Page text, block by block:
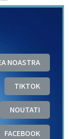
NOASTRA
TIKTOK
NOUTATI
FACEBOOK